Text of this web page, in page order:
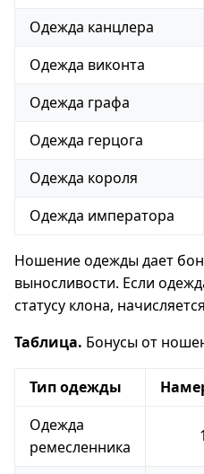
Одежда канцлера
Одежда виконта
Одежда графа
Одежда герцога
Одежда короля
Одежда императора
Ношение одежды дает
выносливости. Если
статусу клона,
Таблица. Бонусы от
Тип одежды
Одежда
ремесленника
1